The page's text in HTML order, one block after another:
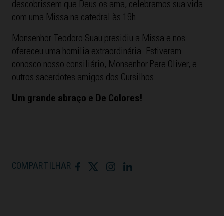
descobrissem que Deus os ama, celebramos sua vida
com uma Missa na catedral às 19h.
Monsenhor Teodoro Suau presidiu a Missa e nos
ofereceu uma homilia extraordinária. Estiveram
conosco nosso consiliário, Monsenhor Pere Oliver, e
outros sacerdotes amigos dos Cursilhos.
Um grande abraço e De Colores!
COMPARTILHAR